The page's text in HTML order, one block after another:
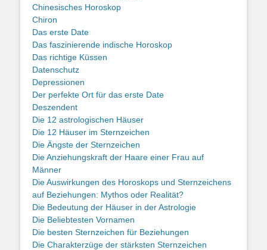
Chinesisches Horoskop
Chiron
Das erste Date
Das faszinierende indische Horoskop
Das richtige Küssen
Datenschutz
Depressionen
Der perfekte Ort für das erste Date
Deszendent
Die 12 astrologischen Häuser
Die 12 Häuser im Sternzeichen
Die Ängste der Sternzeichen
Die Anziehungskraft der Haare einer Frau auf
Männer
Die Auswirkungen des Horoskops und Sternzeichens
auf Beziehungen: Mythos oder Realität?
Die Bedeutung der Häuser in der Astrologie
Die Beliebtesten Vornamen
Die besten Sternzeichen für Beziehungen
Die Charakterzüge der stärksten Sternzeichen